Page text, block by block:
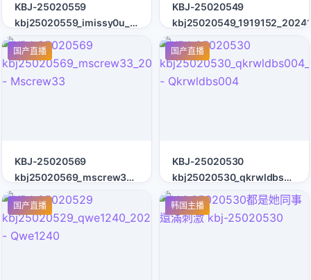
KBJ-25020559
kbj25020559_imissy0u_20241212
- Imissy0u
KBJ-25020549
国产直播
KBJ-25020569
kbj25020569_mscrew33_20250118
- Mscrew33
国产直播
KBJ-25020530
- Qkrwldbs004
国产直播 韩国主播